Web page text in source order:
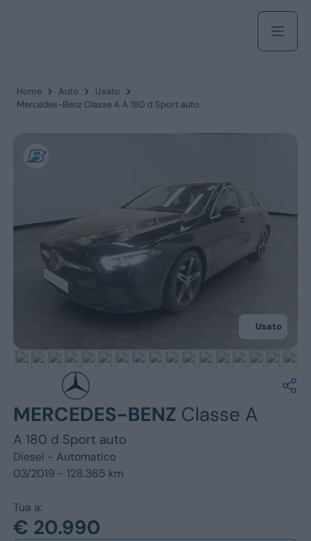
Azienda
Servizi
Marchi
Fiat
Renault
Home Auto
Usato
Mercedes-Benz Classe A A 180 d Sport auto
Usato
MERCEDES-BENZ Classe A
A 180 d Sport auto
Diesel - Automatico
03/2019 - 128.365 km
Tua a:
€ 20.990